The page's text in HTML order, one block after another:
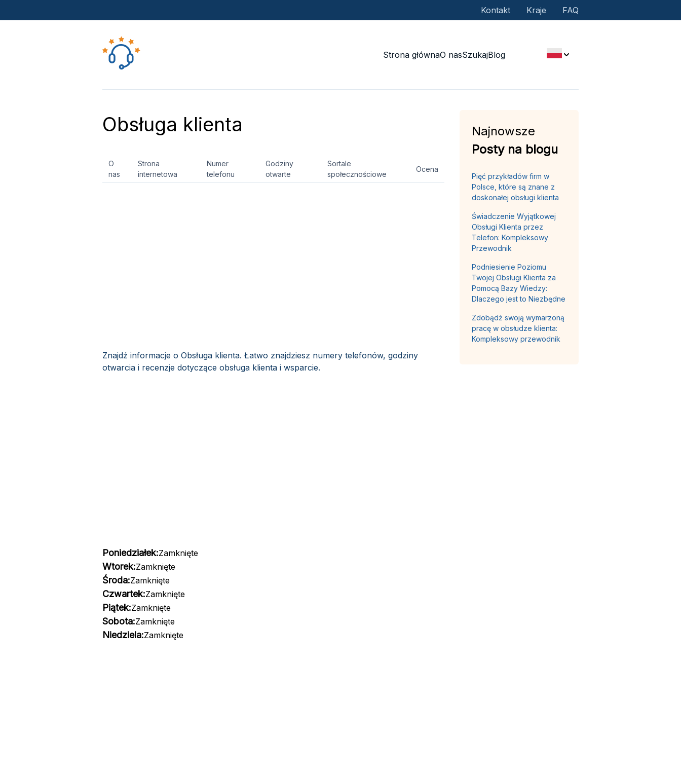
Kontakt Kraje FAQ
Strona głównaO nasSzukajBlog
Obsługa klienta
O
nas
Strona
internetowa
Numer
telefonu
Godziny
otwarte
Sortale
społecznościowe
Ocena
Znajdź informacje o Obsługa klienta. Łatwo znajdziesz numery telefonów, godziny
otwarcia i recenzje dotyczące obsługa klienta i wsparcie.
Poniedziałek:Zamknięte
Wtorek:Zamknięte
Środa:Zamknięte
Czwartek:Zamknięte
Piątek:Zamknięte
Sobota:Zamknięte
Niedziela:Zamknięte
Najnowsze
Posty na blogu
Pięć przykładów firm w
Polsce, które są znane z
doskonałej obsługi klienta
Świadczenie Wyjątkowej
Obsługi Klienta przez
Telefon: Kompleksowy
Przewodnik
Podniesienie Poziomu
Twojej Obsługi Klienta za
Pomocą Bazy Wiedzy:
Dlaczego jest to Niezbędne
Zdobądź swoją wymarzoną
pracę w obsłudze klienta:
Kompleksowy przewodnik